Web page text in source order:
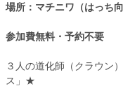
場所：マチニワ（はっち向
参加費無料・予約不要
３人の道化師（クラウン
ス」★